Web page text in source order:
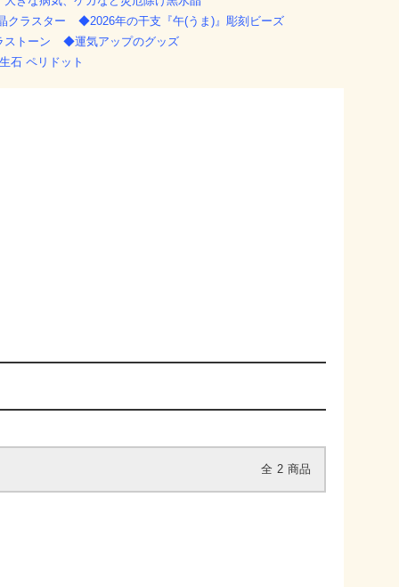
クラスター
◆2026年の干支『午(うま)』彫刻ビーズ
トーン
◆運気アップのグッズ
石 ペリドット
全 2 商品